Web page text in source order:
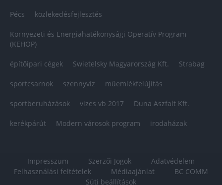
Pécs közlekedésfejlesztés
Környezeti és Energiahatékonysági Operatív Program
(KEHOP)
építőipari cégek Swietelsky Magyarország Kft. Strabag
sportcsarnok szennyvíz műemlékfelújítás
sportberuházások vizes vb 2017 Duna Aszfalt Kft.
kerékpárút Modern városok program irodaházak
Impresszum Szerzői Jogok
Adatvédelem
Felhasználási feltételek
Médiaajánlat
BC COMM
Süti beállítások